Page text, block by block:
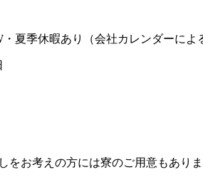
夏季休暇あり（会社カレンダーによ
をお考えの方には寮のご用意もありま